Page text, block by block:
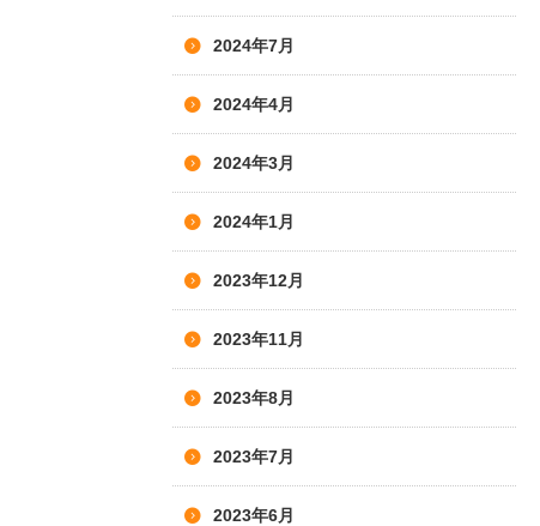
2024年7月
2024年4月
2024年3月
2024年1月
2023年12月
2023年11月
2023年8月
2023年7月
2023年6月